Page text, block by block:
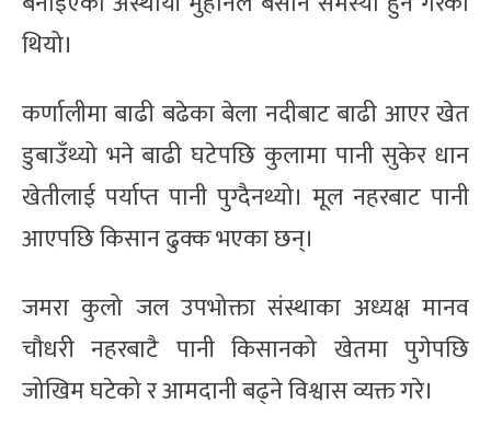
थियो।
कर्णालीमा बाढी बढेका बेला नदीबाट बाढी आएर खेत
डुबाउँथ्यो भने बाढी घटेपछि कुलामा पानी सुकेर धान
खेतीलाई पर्याप्त पानी पुग्दैनथ्यो। मूल नहरबाट पानी
आएपछि किसान ढुक्क भएका छन्।
जमरा कुलो जल उपभोक्ता संस्थाका अध्यक्ष मानव
चौधरी नहरबाटै पानी किसानको खेतमा पुगेपछि
जोखिम घटेको र आमदानी बढ्ने विश्वास व्यक्त गरे।